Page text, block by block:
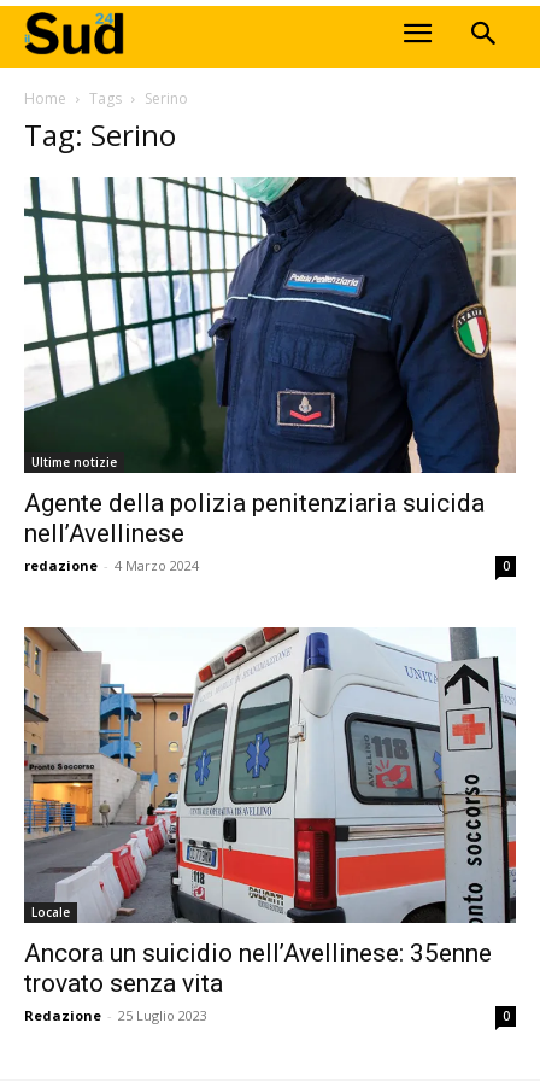
Home Tags Serino
Tag: Serino
Ultime notizie
Agente della polizia penitenziaria suicida
nell’Avellinese
redazione - 4 Marzo 2024 0
Locale
Ancora un suicidio nell’Avellinese: 35enne
trovato senza vita
Redazione - 25 Luglio 2023 0